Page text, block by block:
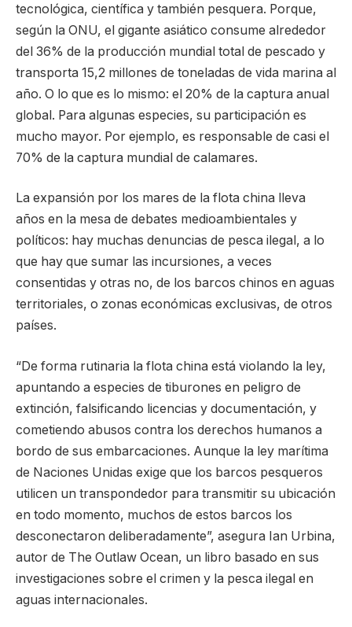
tecnológica, científica y también pesquera. Porque,
según la ONU, el gigante asiático consume alrededor
del 36% de la producción mundial total de pescado y
transporta 15,2 millones de toneladas de vida marina al
año. O lo que es lo mismo: el 20% de la captura anual
global. Para algunas especies, su participación es
mucho mayor. Por ejemplo, es responsable de casi el
70% de la captura mundial de calamares.
La expansión por los mares de la flota china lleva
años en la mesa de debates medioambientales y
políticos: hay muchas denuncias de pesca ilegal, a lo
que hay que sumar las incursiones, a veces
consentidas y otras no, de los barcos chinos en aguas
territoriales, o zonas económicas exclusivas, de otros
países.
“De forma rutinaria la flota china está violando la ley,
apuntando a especies de tiburones en peligro de
extinción, falsificando licencias y documentación, y
cometiendo abusos contra los derechos humanos a
bordo de sus embarcaciones. Aunque la ley marítima
de Naciones Unidas exige que los barcos pesqueros
utilicen un transpondedor para transmitir su ubicación
en todo momento, muchos de estos barcos los
desconectaron deliberadamente”, asegura Ian Urbina,
autor de The Outlaw Ocean, un libro basado en sus
investigaciones sobre el crimen y la pesca ilegal en
aguas internacionales.